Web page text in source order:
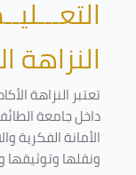
النزاهة
تعتبر النزاهة
داخل جامعة
الأمانة الفكرية
ونقلها وتوثيقها